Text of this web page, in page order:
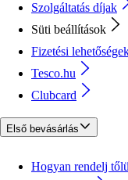
Szolgáltatás díjak
Süti beállítások
Fizetési
Tesco.hu
Clubcard
Első bevásárlás
Hogyan rendelj